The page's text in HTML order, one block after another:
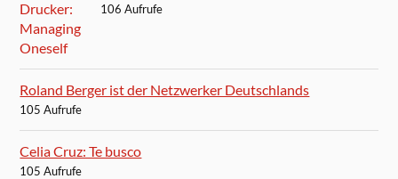
106 Aufrufe
Roland Berger ist der Netzwerker Deutschlands
105 Aufrufe
Celia Cruz: Te busco
105 Aufrufe